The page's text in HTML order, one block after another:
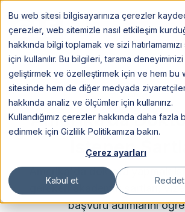
Bu web sitesi bilgisayarınıza çerezler
çerezler, web sitemizle nasıl etkileşim
hakkında bilgi toplamak ve sizi
için kullanılır. Bu bilgileri, tarama deneyiminizi
geliştirmek ve özelleştirmek için ve hem bu
sitesinde hem de diğer medyada
hakkında analiz ve ölçümler için kullanırız.
Kullandığımız çerezler hakkında daha fazla
edinmek için Gizlilik Politikamıza bakın.
Çerez ayarları
Kabul et Reddet
Görüşme
6 Jun 2025
Amerika’da
İstenen
Amerika'da doktora yapmak
gereken akademik şartları,
başvuru adımlarını